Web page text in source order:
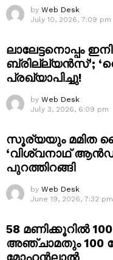
by Web Desk
July 10, 2026, 7:09 pm
ലാലേട്ടനൊപ്പം
ബ്രില്ല്യൻസ്’;
പ്രഖ്യാപിച്ചു!
by Web Desk
July 3, 2026, 6:09 pm
സൂര്യയും മമിത
‘വിശ്വനാഥ് ആൻഡ്
പുറത്തിറങ്ങി
by Web Desk
June 19, 2026, 7:32 pm
58 മണിക്കൂറിൽ
അഞ്ചാമതും 100